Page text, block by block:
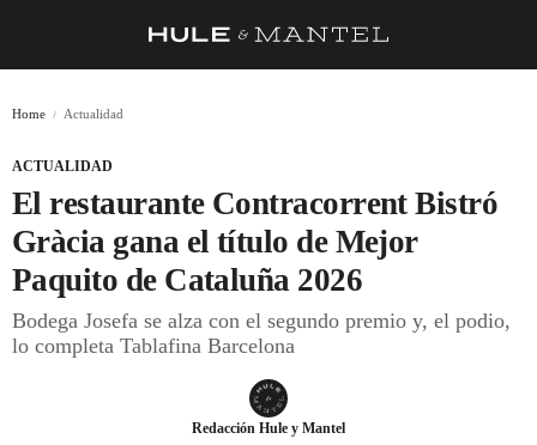
BARRAS Y ESTRELLAS
DÓNDE COMER
ÍDOLOS DE MESAS
Home Actualidad
ACTUALIDAD
El restaurante Contracorrent Bistró
Gràcia gana el título de Mejor
Paquito de Cataluña 2026
Bodega Josefa se alza con el segundo premio y, el podio,
lo completa Tablafina Barcelona
Redacción Hule y Mantel